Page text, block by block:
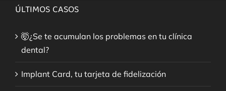
ÚLTIMOS CASOS
🤯¿Se te acumulan los problemas en tu clínica
dental?
Implant Card, tu tarjeta de fidelización